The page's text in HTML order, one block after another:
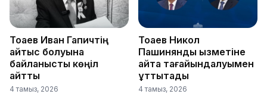
Тоқаев Иван Гапичтің
қайтыс болуына
байланысты көңіл
айтты
4 тамыз, 2026
Тоқаев Никол
Пашинянды қызметіне
қайта тағайындалуымен
құттықтады
4 тамыз, 2026